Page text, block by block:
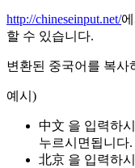
http://chineseinput.net/
할 수 있습니다.
변환된 중국어를 복사
예시)
中文 을 입력하
누르시면됩니다.
北京 을 입력하